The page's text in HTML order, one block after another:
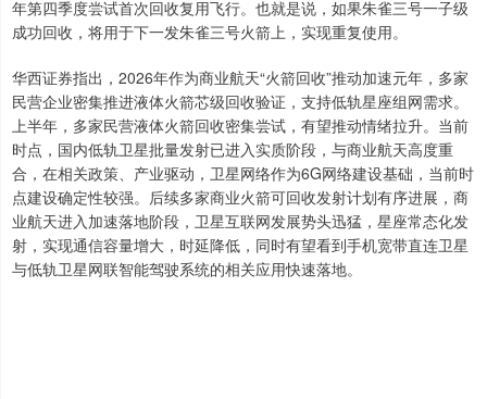
年第四季度尝试首次回收复用飞行。也就是说，如果朱雀三号一子级
成功回收，将用于下一发朱雀三号火箭上，实现重复使用。
华西证券指出，2026年作为商业航天“火箭回收”推动加速元年，多家
民营企业密集推进液体火箭芯级回收验证，支持低轨星座组网需求。
上半年，多家民营液体火箭回收密集尝试，有望推动情绪拉升。当前
时点，国内低轨卫星批量发射已进入实质阶段，与商业航天高度重
合，在相关政策、产业驱动，卫星网络作为6G网络建设基础，当前时
点建设确定性较强。后续多家商业火箭可回收发射计划有序进展，商
业航天进入加速落地阶段，卫星互联网发展势头迅猛，星座常态化发
射，实现通信容量增大，时延降低，同时有望看到手机宽带直连卫星
与低轨卫星网联智能驾驶系统的相关应用快速落地。